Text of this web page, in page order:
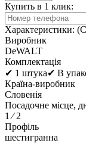
Купить в 1 клик:
Характеристики:
Виробник
DeWALT
Комплектація
✔ 1 штука✔ В
Країна-виробник
Словенія
Посадочне місце,
1 ⁄ 2
Профіль
шестигранна